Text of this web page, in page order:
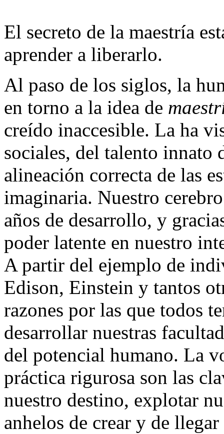
El secreto de la maestría
aprender a liberarlo.
Al paso de los siglos, la
en torno a la idea de
creído inaccesible. La ha
sociales, del talento innato
alineación correcta de las
imaginaria. Nuestro
años de desarrollo, y
poder latente en nuestro
A partir del ejemplo de
Edison, Einstein y tantos
razones por las que todos
desarrollar nuestras
del potencial humano. La
práctica rigurosa son las
nuestro destino, explotar
anhelos de crear y de